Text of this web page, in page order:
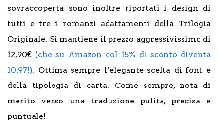
sovraccoperta sono inoltre riportati i design di
tutti e tre i romanzi adattamenti della Trilogia
Originale. Si mantiene il prezzo aggressivissimo di
12,90€ (che su Amazon col 15% di sconto diventa
10,97!). Ottima sempre l’elegante scelta di font e
della tipologia di carta. Come sempre, nota di
merito verso una traduzione pulita, precisa e
puntuale!